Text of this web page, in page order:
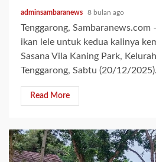
adminsambaranews 8 bulan ago
Tenggarong, Sambaranews.com
ikan lele untuk kedua kalinya
Sasana Vila Kaning Park,
Tenggarong, Sabtu (20/12/
Read More